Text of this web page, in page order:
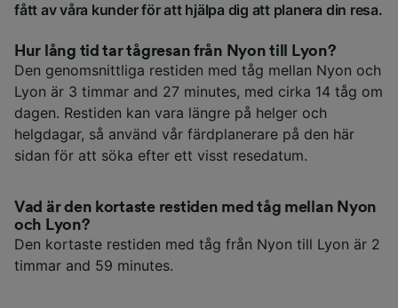
fått av våra kunder för att hjälpa dig att planera din resa.
Hur lång tid tar tågresan från Nyon till Lyon?
Den genomsnittliga restiden med tåg mellan Nyon och
Lyon är 3 timmar and 27 minutes, med cirka 14 tåg om
dagen. Restiden kan vara längre på helger och
helgdagar, så använd vår färdplanerare på den här
sidan för att söka efter ett visst resedatum.
Vad är den kortaste restiden med tåg mellan Nyon
och Lyon?
Den kortaste restiden med tåg från Nyon till Lyon är 2
timmar and 59 minutes.